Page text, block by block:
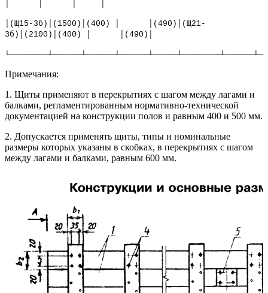
│(Щ15-3б)│(1500)│(400) │ │(490)│(Щ21-
3б)│(2100)│(400) │ │(490)│
Примечания:
1. Щиты применяют в перекрытиях с шагом между лагами и
балками, регламентированным нормативно-технической
документацией на конструкции полов и равным 400 и 500 мм.
2. Допускается применять щиты, типы и номинальные
размеры которых указаны в скобках, в перекрытиях с шагом
между лагами и балками, равным 600 мм.